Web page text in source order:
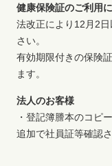
健康保険証のご利用
法改正により12月2
さい。
有効期限付きの保険
ます。
法人のお客様
・登記簿謄本のコピー
追加で社員証等確認